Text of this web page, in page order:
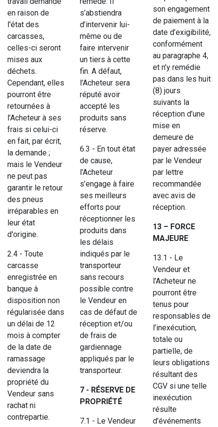
en raison de
l'état des
carcasses,
celles-ci seront
mises aux
déchets.
Cependant, elles
pourront être
retournées à
l’Acheteur à ses
frais si celui-ci
en fait, par écrit,
la demande ;
mais le Vendeur
ne peut pas
garantir le retour
des pneus
irréparables en
leur état
d'origine.
2.4 - Toute
carcasse
enregistrée en
banque à
disposition non
régularisée dans
un délai de 12
mois à compter
de la date de
ramassage
deviendra la
propriété du
Vendeur sans
rachat ni
contrepartie.
s’abstiendra
d’intervenir lui-
même ou de
faire intervenir
un tiers à cette
fin. A défaut,
l’Acheteur sera
réputé avoir
accepté les
produits sans
réserve.
6.3 - En tout état
de cause,
l’Acheteur
s’engage à faire
ses meilleurs
efforts pour
réceptionner les
produits dans
les délais
indiqués par le
transporteur
sans recours
possible contre
le Vendeur en
cas de défaut de
réception et/ou
de frais de
gardiennage
appliqués par le
transporteur.
7 - RÉSERVE DE
PROPRIÉTÉ
7.1 - Le Vendeur
son engagement
de paiement à la
date d’exigibilité,
conformément
au paragraphe 4,
et n’y remédie
pas dans les huit
(8) jours
suivants la
réception d’une
mise en
demeure de
payer adressée
par le Vendeur
par lettre
recommandée
avec avis de
réception.
13 – FORCE
MAJEURE
13.1 - Le
Vendeur et
l’Acheteur ne
pourront être
tenus pour
responsables de
l’inexécution,
totale ou
partielle, de
leurs obligations
résultant des
CGV si une telle
inexécution
résulte
d’événements